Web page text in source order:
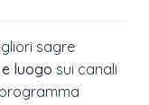
sagre
luogo sui canali